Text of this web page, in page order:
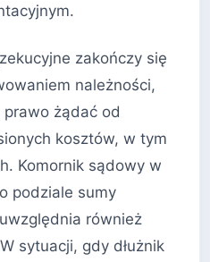
zakończy się
należności,
żądać od
kosztów, w tym
Komornik sądowy w
podziale sumy
również
sytuacji, gdy dłużnik